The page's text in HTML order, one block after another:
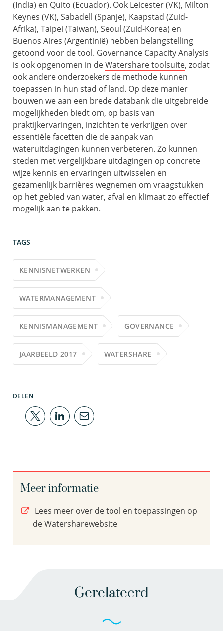
(India) en Quito (Ecuador). Ook Leicester (VK), Milton
Keynes (VK), Sabadell (Spanje), Kaapstad (Zuid-
Afrika), Taipei (Taiwan), Seoul (Zuid-Korea) en
Buenos Aires (Argentinië) hebben belangstelling
getoond voor de tool. Governance Capacity Analysis
is ook opgenomen in deWatershare toolsuite, zodat
ook andere onderzoekers de methode kunnen
toepassen in hun stad of land. Op deze manier
bouwen we aan een brede databank die uitgebreide
mogelijkheden biedt om, op basis van
praktijkervaringen, inzichten te verkrijgen over
essentiële facetten die de aanpak van
wateruitdagingen kunnen verbeteren. Zo kunnen
steden met vergelijkbare uitdagingen op concrete
wijze kennis en ervaringen uitwisselen en
gezamenlijk barrières wegnemen om vraagstukken
op het gebied van water, afval en klimaat zo effectief
mogelijk aan te pakken.
TAGS
KENNISNETWERKEN
WATERMANAGEMENT
KENNISMANAGEMENT GOVERNANCE
JAARBEELD 2017 WATERSHARE
DELEN
Meer informatie
Lees meer over de tool en toepassingen op
de Watersharewebsite
Gerelateerd